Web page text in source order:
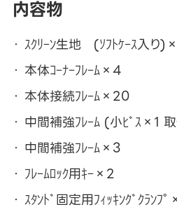
内容物
ｽｸﾘｰﾝ生地 (ｿﾌﾄｹｰｽ入り
本体ｺｰﾅｰﾌﾚｰﾑ×4
本体接続ﾌﾚｰﾑ×20
中間補強ﾌﾚｰﾑ (小ﾋﾞｽ×1
中間補強ﾌﾚｰﾑ×3
ﾌﾚｰﾑﾛｯｸ用ｷｰ×2
ｽﾀﾝﾄﾞ固定用ﾌｨｯｷﾝｸﾞｸﾗﾝﾌ